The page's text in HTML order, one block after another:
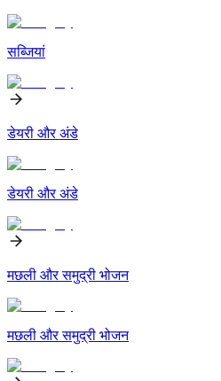
सब्जियां
डेयरी और अंडे
डेयरी और अंडे
मछली और समुद्री भोजन
मछली और समुद्री भोजन